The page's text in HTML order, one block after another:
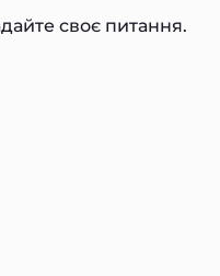
своє питання.